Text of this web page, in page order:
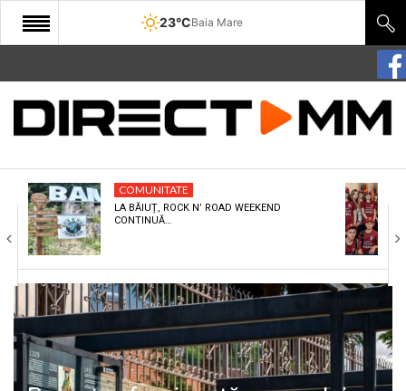
23°CBaia Mare
START
COMUNITATE
CULTURA
ECONOMIE
SANATATE
SPORT
SPECIAL
POLITIC
COMUNITATE
LA BĂIUȚ, ROCK N’ ROAD WEEKEND
CONTINUĂ…